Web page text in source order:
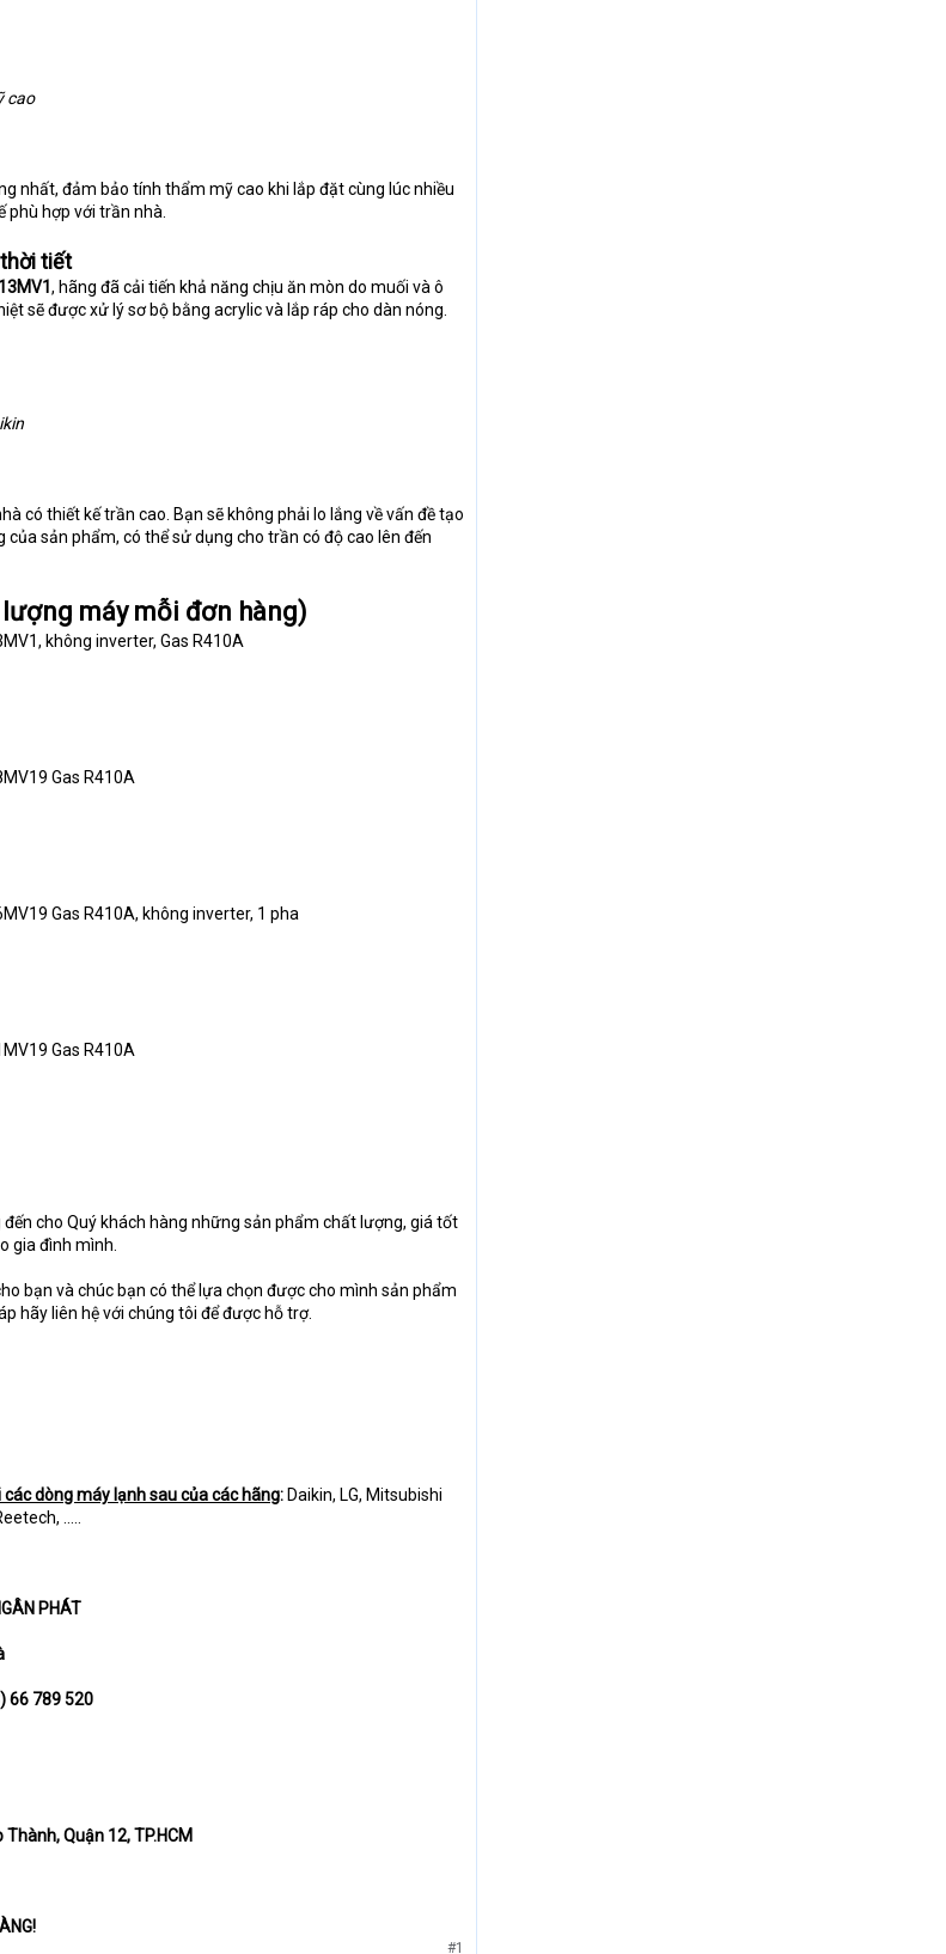
cao
nhất, đảm bảo tính thẩm mỹ cao khi lắp đặt cùng lúc nhiều
hợp với trần nhà.
tiết
, hãng đã cải tiến khả năng chịu ăn mòn do muối và ô
sẽ được xử lý sơ bộ bằng acrylic và lắp ráp cho dàn nóng.
có thiết kế trần cao. Bạn sẽ không phải lo lắng về vấn đề tạo
sản phẩm, có thể sử dụng cho trần có độ cao lên đến
máy mỗi đơn hàng)
không inverter, Gas R410A
Gas R410A
Gas R410A, không inverter, 1 pha
Gas R410A
cho Quý khách hàng những sản phẩm chất lượng, giá tốt
gia đình mình.
bạn và chúc bạn có thể lựa chọn được cho mình sản phẩm
hãy liên hệ với chúng tôi để được hỗ trợ.
các dòng máy lạnh sau của các hãng: Daikin, LG, Mitsubishi
.....
PHÁT
66 789 520
Quận 12, TP.HCM
#1